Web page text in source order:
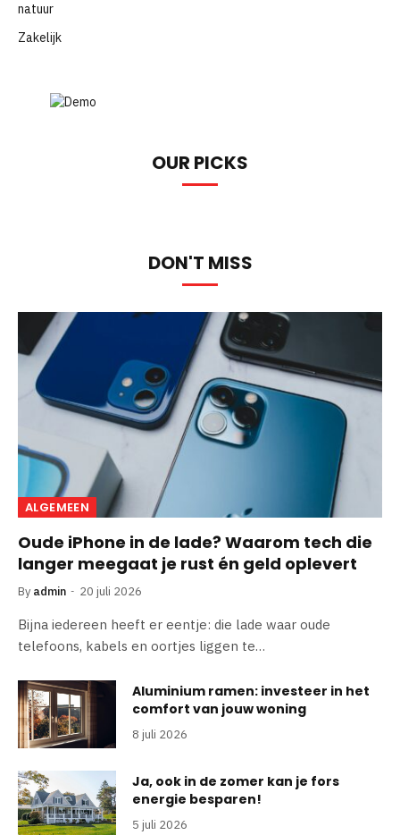
natuur
Zakelijk
OUR PICKS
DON'T MISS
ALGEMEEN
Oude iPhone in de lade? Waarom tech die
langer meegaat je rust én geld oplevert
By admin 20 juli 2026
Bijna iedereen heeft er eentje: die lade waar oude
telefoons, kabels en oortjes liggen te…
Aluminium ramen: investeer in het
comfort van jouw woning
8 juli 2026
Ja, ook in de zomer kan je fors
energie besparen!
5 juli 2026